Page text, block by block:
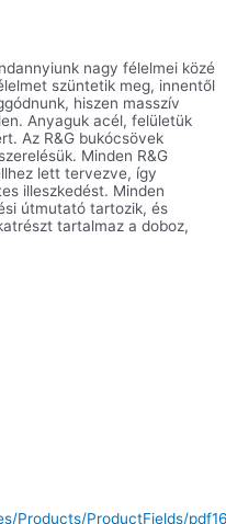
nagy félelmei közé
szüntetik meg, innentől
hiszen masszív
Anyaguk acél, felületük
Az R&G bukócsövek
Minden R&G
lett tervezve, így
illeszkedést. Minden
útmutató tartozik, és
tartalmaz a doboz,
Products/ProductFields/